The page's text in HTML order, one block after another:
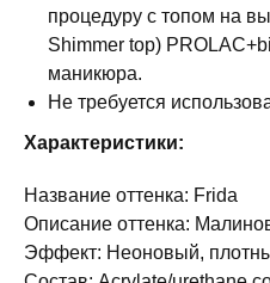
процедуру с топом на
Shimmer top)
маникюра.
Не требуется
Характеристики:
Название оттенка: Frida
Описание оттенка:
Эффект: Неоновый,